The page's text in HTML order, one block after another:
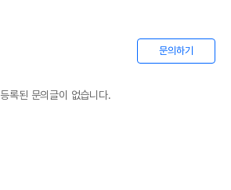
문의하기
등록된 문의글이 없습니다.